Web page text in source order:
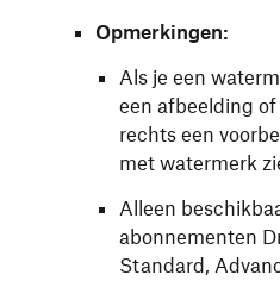
Opmerkingen:
Als je een
een afbeelding
rechts een
met watermerk
Alleen
abonnementen
Standard,